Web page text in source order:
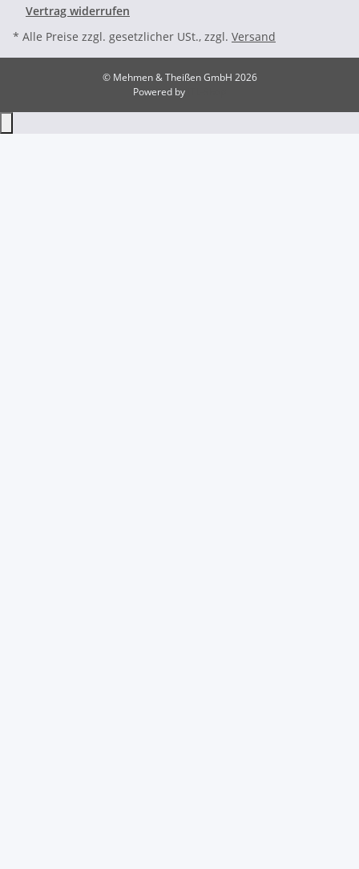
Vertrag widerrufen
* Alle Preise zzgl. gesetzlicher USt., zzgl. Versand
© Mehmen & Theißen GmbH 2026
Powered by